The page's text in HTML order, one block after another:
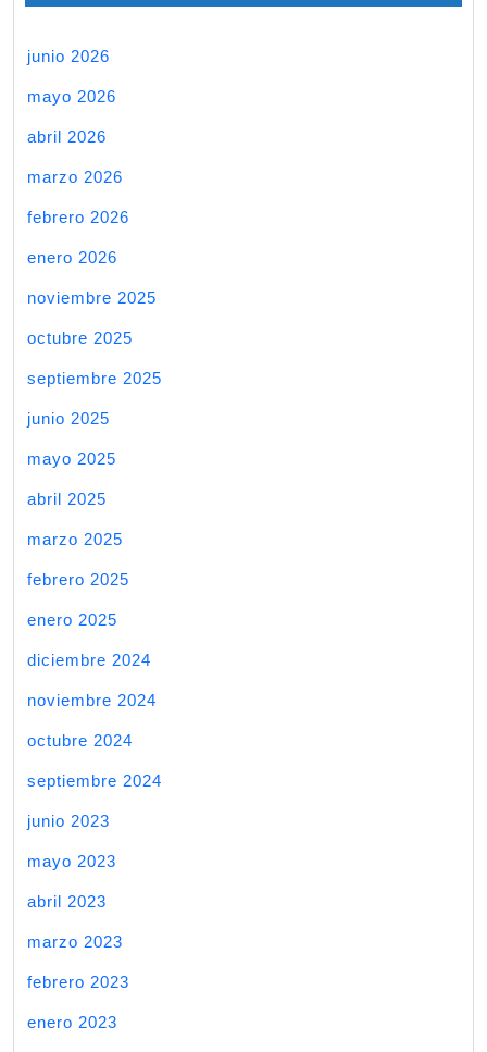
junio 2026
mayo 2026
abril 2026
marzo 2026
febrero 2026
enero 2026
noviembre 2025
octubre 2025
septiembre 2025
junio 2025
mayo 2025
abril 2025
marzo 2025
febrero 2025
enero 2025
diciembre 2024
noviembre 2024
octubre 2024
septiembre 2024
junio 2023
mayo 2023
abril 2023
marzo 2023
febrero 2023
enero 2023